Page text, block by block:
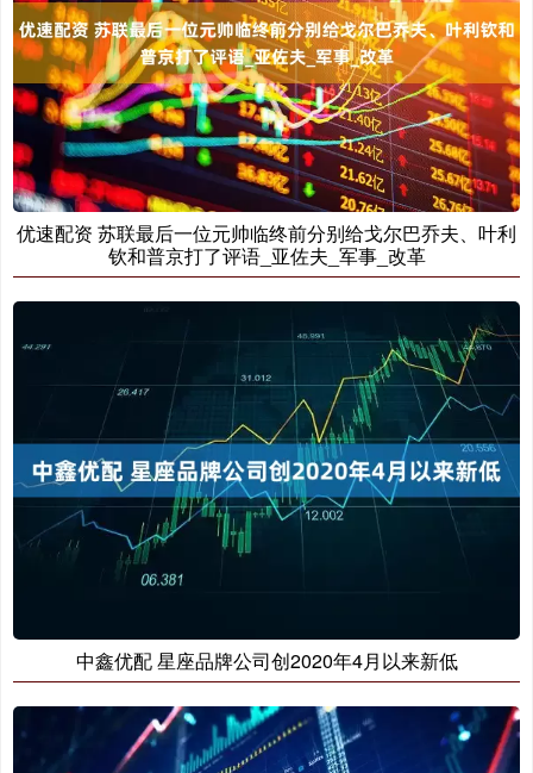
优速配资 苏联最后一位元帅临终前分别给戈尔巴乔夫、叶利
钦和普京打了评语_亚佐夫_军事_改革
中鑫优配 星座品牌公司创2020年4月以来新低